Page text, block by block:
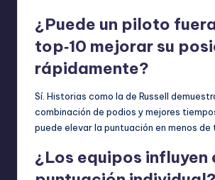
¿Puede un piloto
top‑10 mejorar su
rápidamente?
Sí. Historias como la de Russell
combinación de podios y mejores
puede elevar la puntuación en menos de
¿Los equipos influyen